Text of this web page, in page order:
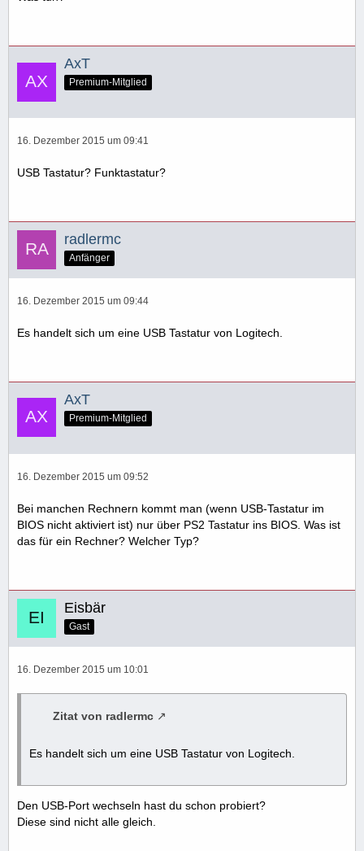
AxT
Premium-Mitglied
16. Dezember 2015 um 09:41
USB Tastatur? Funktastatur?
radlermc
Anfänger
16. Dezember 2015 um 09:44
Es handelt sich um eine USB Tastatur von Logitech.
AxT
Premium-Mitglied
16. Dezember 2015 um 09:52
Bei manchen Rechnern kommt man (wenn USB-Tastatur im
BIOS nicht aktiviert ist) nur über PS2 Tastatur ins BIOS. Was ist
das für ein Rechner? Welcher Typ?
Eisbär
Gast
16. Dezember 2015 um 10:01
Zitat von radlermc
Es handelt sich um eine USB Tastatur von Logitech.
Den USB-Port wechseln hast du schon probiert?
Diese sind nicht alle gleich.